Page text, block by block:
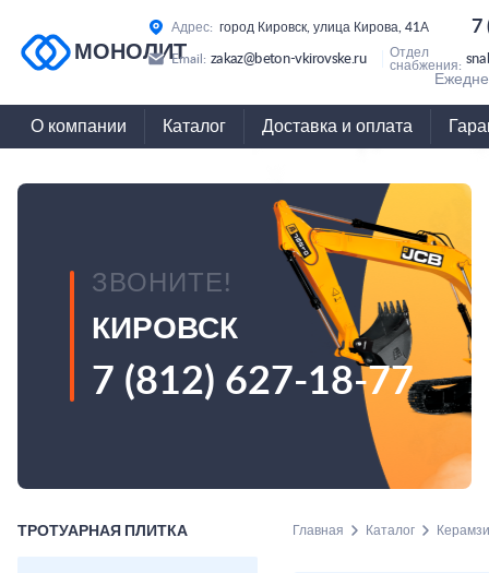
МОНОЛИТ
Адрес: город Кировск, улица Кирова, 41А 7
Email: zakaz@beton-vkirovske.ru
Отдел
снабжения:
О компании Каталог Доставка и оплата
ЗВОНИТЕ!
КИРОВСК
7 (812) 627-18-77
ТРОТУАРНАЯ ПЛИТКА Главная Каталог